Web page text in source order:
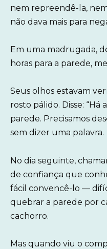
nem repreendê-la,
não dava mais para
Em uma madrugada,
horas para a parede,
Seus olhos estavam
rosto pálido. Disse:
parede. Precisamos
sem dizer uma palavra.
No dia seguinte,
de confiança que
fácil convencê-lo —
quebrar a parede por
cachorro.
Mas quando viu o